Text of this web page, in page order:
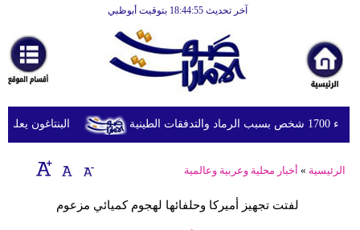
آخر تحديث 18:44:55 بتوقيت أبوظبي
أخبارعاجلة
رياضة
ثقافة
إقتصاد
وموسيقى
البنتاغون يعلن
الرئيسية » أخبار محلية وعربية وعالمية
لفتت تجهيز أميركا وحلفائها لهجوم كميائي مزعوم